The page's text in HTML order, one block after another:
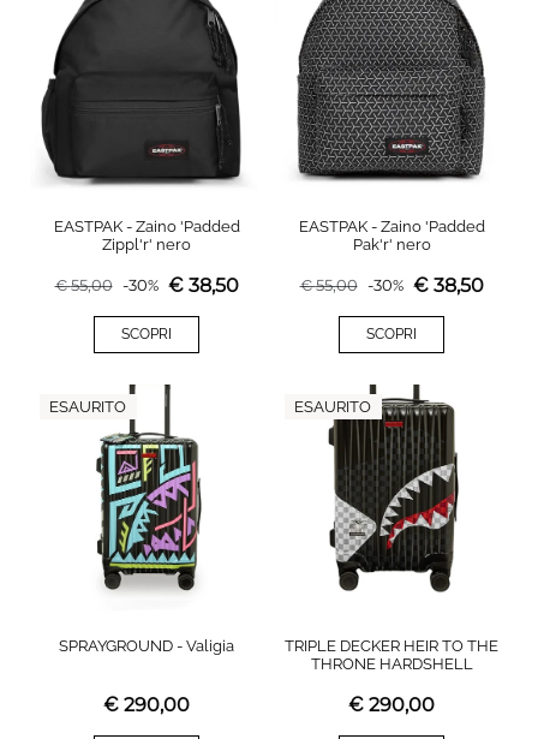
EASTPAK - Zaino 'Padded
Zippl'r' nero
€55,00 -30% € 38,50
SCOPRI
EASTPAK - Zaino 'Padded
Pak'r' nero
€55,00 -30% € 38,50
SCOPRI
ESAURITO
SPRAYGROUND - Valigia
€ 290,00
ESAURITO
TRIPLE DECKER HEIR TO THE
THRONE HARDSHELL
€ 290,00